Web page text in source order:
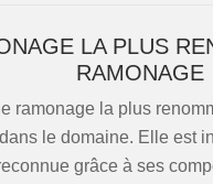
LA PLUS
RAMONAGE
ramonage la plus
le domaine. Elle est
grâce à ses